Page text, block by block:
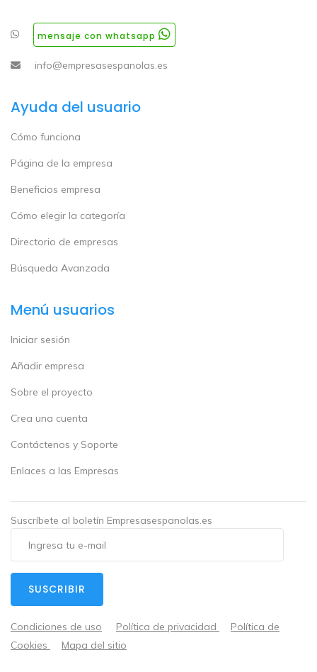
mensaje con whatsapp
info@empresasespanolas.es
Ayuda del usuario
Cómo funciona
Página de la empresa
Beneficios empresa
Cómo elegir la categoría
Directorio de empresas
Búsqueda Avanzada
Menú usuarios
Iniciar sesión
Añadir empresa
Sobre el proyecto
Crea una cuenta
Contáctenos y Soporte
Enlaces a las Empresas
Suscríbete al boletín Empresasespanolas.es
Condiciones de uso Política de privacidad
Política de
Cookies
Mapa del sitio
SUSCRIBIR